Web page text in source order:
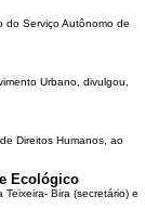
do Serviço Autônomo de
Urbano, divulgou,
Direitos Humanos, ao
Ecológico
Bira (secretário) e